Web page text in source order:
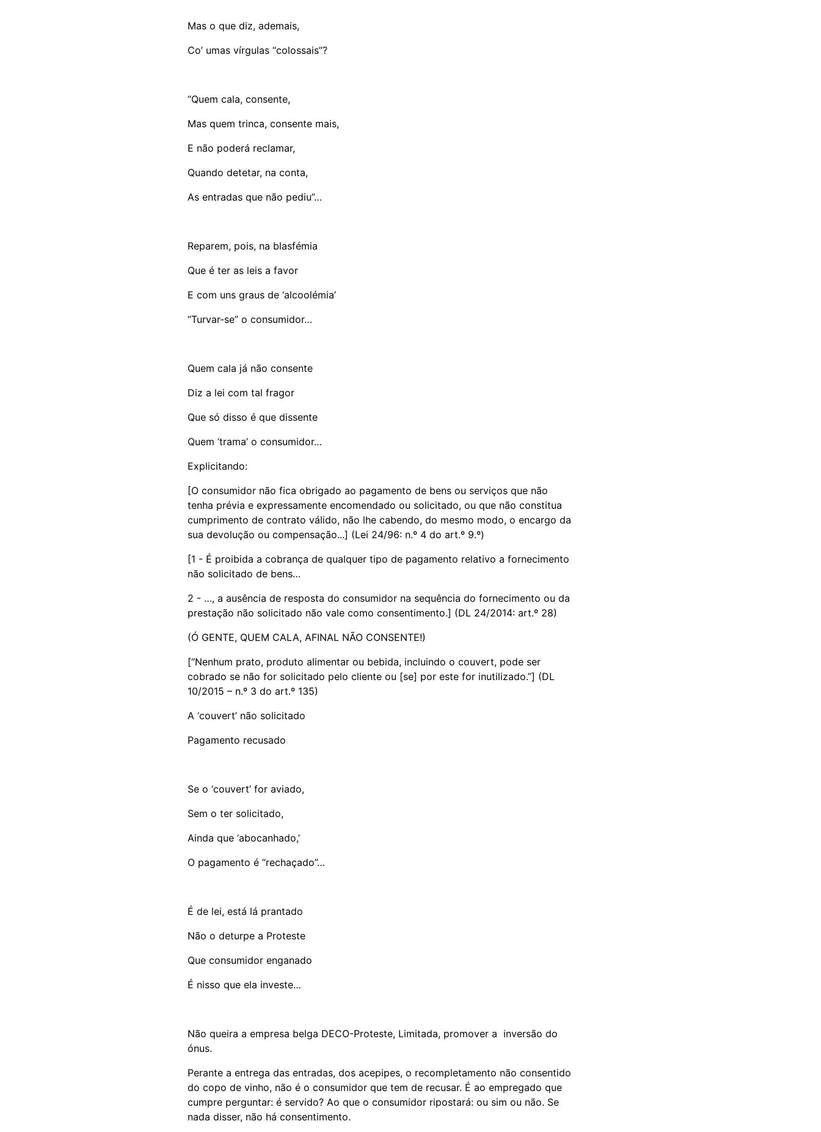
Mas o que diz, ademais,
Co’ umas vírgulas “colossais”?
“Quem cala, consente,
Mas quem trinca, consente mais,
E não poderá reclamar,
Quando detetar, na conta,
As entradas que não pediu”…
Reparem, pois, na blasfémia
Que é ter as leis a favor
E com uns graus de ‘alcoolémia’
“Turvar-se” o consumidor…
Quem cala já não consente
Diz a lei com tal fragor
Que só disso é que dissente
Quem ‘trama’ o consumidor…
Explicitando:
[O consumidor não fica obrigado ao pagamento de bens ou serviços que não
tenha prévia e expressamente encomendado ou solicitado, ou que não constitua
cumprimento de contrato válido, não lhe cabendo, do mesmo modo, o encargo da
sua devolução ou compensação...] (Lei 24/96: n.º 4 do art.º 9.º)
[1 - É proibida a cobrança de qualquer tipo de pagamento relativo a fornecimento
não solicitado de bens…
2 - …, a ausência de resposta do consumidor na sequência do fornecimento ou da
prestação não solicitado não vale como consentimento.] (DL 24/2014: art.º 28)
(Ó GENTE, QUEM CALA, AFINAL NÃO CONSENTE!)
[“Nenhum prato, produto alimentar ou bebida, incluindo o couvert, pode ser
cobrado se não for solicitado pelo cliente ou [se] por este for inutilizado.”] (DL
10/2015 – n.º 3 do art.º 135)
A ‘couvert’ não solicitado
Pagamento recusado
Se o ‘couvert’ for aviado,
Sem o ter solicitado,
Ainda que ‘abocanhado,’
O pagamento é “rechaçado”…
É de lei, está lá prantado
Não o deturpe a Proteste
Que consumidor enganado
É nisso que ela investe…
Não queira a empresa belga DECO-Proteste, Limitada, promover a inversão do
ónus.
Perante a entrega das entradas, dos acepipes, o recompletamento não consentido
do copo de vinho, não é o consumidor que tem de recusar. É ao empregado que
cumpre perguntar: é servido? Ao que o consumidor ripostará: ou sim ou não. Se
nada disser, não há consentimento.